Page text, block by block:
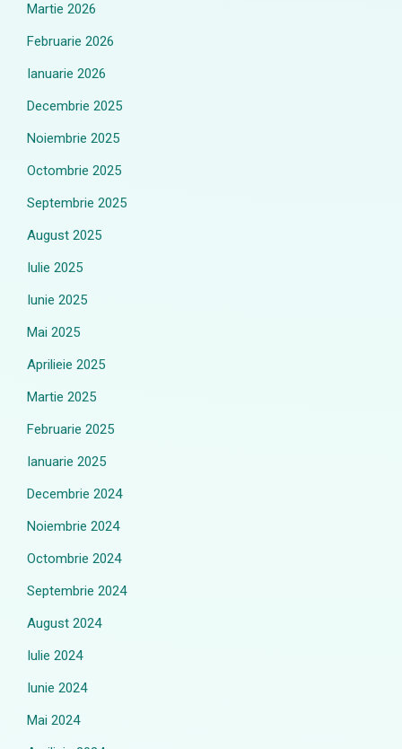
Martie 2026
Februarie 2026
Ianuarie 2026
Decembrie 2025
Noiembrie 2025
Octombrie 2025
Septembrie 2025
August 2025
Iulie 2025
Iunie 2025
Mai 2025
Aprilieie 2025
Martie 2025
Februarie 2025
Ianuarie 2025
Decembrie 2024
Noiembrie 2024
Octombrie 2024
Septembrie 2024
August 2024
Iulie 2024
Iunie 2024
Mai 2024